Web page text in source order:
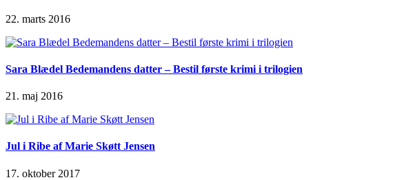
22. marts 2016
Sara Blædel Bedemandens datter – Bestil første krimi i trilogien
21. maj 2016
Jul i Ribe af Marie Skøtt Jensen
17. oktober 2017